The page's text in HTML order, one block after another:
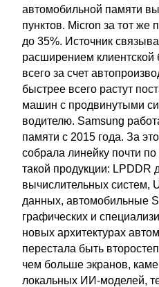
автомобильной памяти
пунктов. Micron за тот же
до 35%. Источник
расширением
всего за счет
быстрее всего растут
машин с продвинутыми
водителю. Samsung
памяти с 2015 года. За
собрала линейку почти
такой продукции: LPDDR
вычислительных систем,
данных, автомобильные
графических и
новых архитектурах
перестала быть
чем больше экранов,
локальных ИИ-моделей,